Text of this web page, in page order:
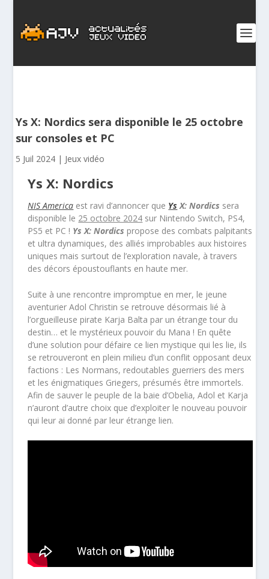
Ys X: Nordics sera disponible le 25 octobre
sur consoles et PC
5 Juil 2024 | Jeux vidéo
Ys X: Nordics
NIS America est ravi d’annoncer que Ys X: Nordics sera
disponible le 25 octobre 2024 sur Nintendo Switch, PS4,
PS5 et PC ! Ys X: Nordics propose des combats palpitants
et ultra dynamiques, des alliés improbables aux histoires
uniques mais surtout de l’exploration navale, à travers
des décors époustouflants en haute mer.
Suite à une rencontre impromptue en mer, le jeune
aventurier Adol Christin se retrouve désormais lié à
l’orgueilleuse pirate Karja Balta par un étrange tour du
destin… et le mystérieux pouvoir du Mana ! En quête
d’une solution pour défaire ce lien mystique qui les lie, ils
se retrouveront en plein milieu d’un conflit opposant deux
factions : Les Normans, redoutables guerriers des mers
et les énigmatiques Griegers, présumés être immortels.
Afin de sauver le peuple de la baie d’Obelia, Adol et Karja
n’auront d’autre choix que d’exploiter le nouveau pouvoir
qui leur ai donné par leur étrange lien.